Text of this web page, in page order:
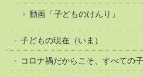
動画「子どものけんり」
子どもの現在（いま）
コロナ禍だからこそ、すべての